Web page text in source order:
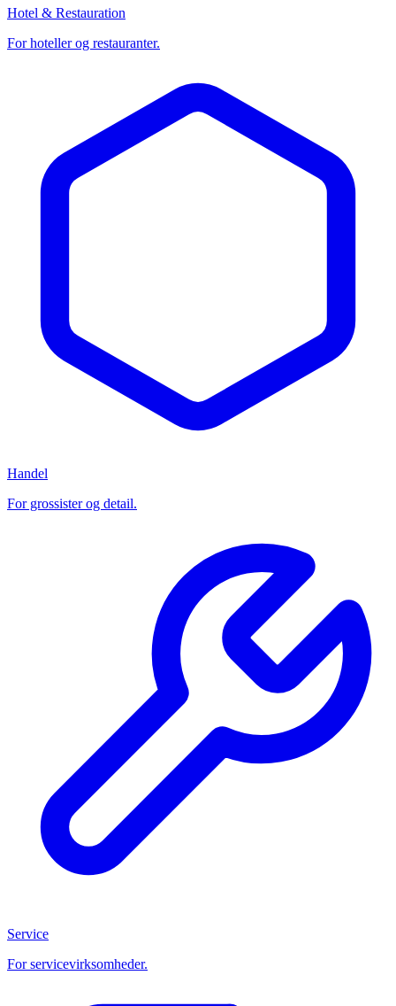
Hotel & Restauration
For hoteller og restauranter.
Handel
For grossister og detail.
Service
For servicevirksomheder.